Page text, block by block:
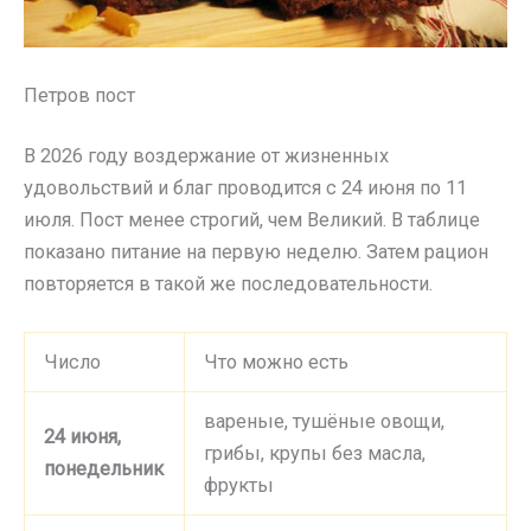
Петров пост
В 2026 году воздержание от жизненных
удовольствий и благ проводится с 24 июня по 11
июля. Пост менее строгий, чем Великий. В таблице
показано питание на первую неделю. Затем рацион
повторяется в такой же последовательности.
Число Что можно есть
24 июня,
понедельник
вареные, тушёные овощи,
грибы, крупы без масла,
фрукты